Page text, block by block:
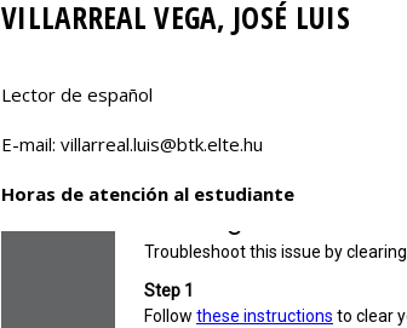
VILLARREAL VEGA, JOSÉ LUIS
Lector de español
E-mail: villarreal.luis@btk.elte.hu
Horas de atención al estudiante